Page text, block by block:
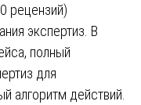
рецензий)
экспертиз. В
полный
для
алгоритм действий.